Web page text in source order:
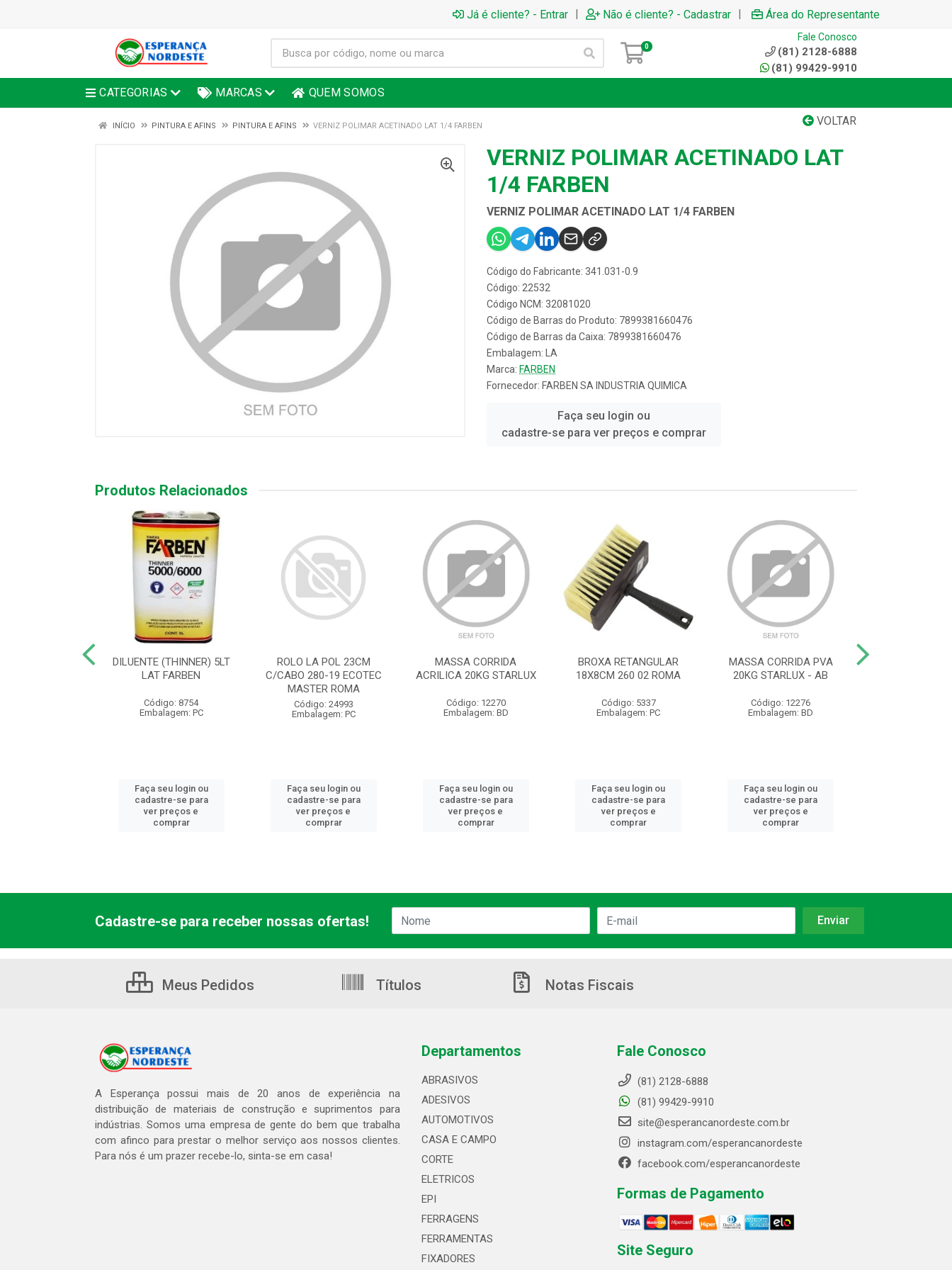
Já é cliente? - Entrar | Não é cliente? - Cadastrar | Área do Representante
0
Fale Conosco
(81) 2128-6888
(81) 99429-9910
CATEGORIAS MARCAS QUEM SOMOS
VOLTAR
INÍCIO PINTURA E AFINS PINTURA E AFINS VERNIZ POLIMAR ACETINADO LAT 1/4 FARBEN
VERNIZ POLIMAR ACETINADO LAT
1/4 FARBEN
VERNIZ POLIMAR ACETINADO LAT 1/4 FARBEN
Código do Fabricante: 341.031-0.9
Código: 22532
Código NCM: 32081020
Código de Barras do Produto: 7899381660476
Código de Barras da Caixa: 7899381660476
Embalagem: LA
Marca: FARBEN
Fornecedor: FARBEN SA INDUSTRIA QUIMICA
Faça seu login ou
cadastre-se para ver preços e comprar
Produtos Relacionados
DILUENTE (THINNER) 5LT
LAT FARBEN
Código: 8754
Embalagem: PC
Faça seu login ou
cadastre-se para
ver preços e
comprar
ROLO LA POL 23CM
C/CABO 280-19 ECOTEC
MASTER ROMA
Código: 24993
Embalagem: PC
Faça seu login ou
cadastre-se para
ver preços e
comprar
MASSA CORRIDA
ACRILICA 20KG STARLUX
Código: 12270
Embalagem: BD
Faça seu login ou
cadastre-se para
ver preços e
comprar
BROXA RETANGULAR
18X8CM 260 02 ROMA
Código: 5337
Embalagem: PC
Faça seu login ou
cadastre-se para
ver preços e
comprar
MASSA CORRIDA PVA
20KG STARLUX - AB
Código: 12276
Embalagem: BD
Faça seu login ou
cadastre-se para
ver preços e
comprar
Cadastre-se para receber nossas ofertas!
Meus Pedidos Títulos Notas Fiscais
A Esperança possui mais de 20 anos de experiência na
distribuição de materiais de construção e suprimentos para
indústrias. Somos uma empresa de gente do bem que trabalha
com afinco para prestar o melhor serviço aos nossos clientes.
Para nós é um prazer recebe-lo, sinta-se em casa!
Departamentos
ABRASIVOS
ADESIVOS
AUTOMOTIVOS
CASA E CAMPO
CORTE
ELETRICOS
EPI
FERRAGENS
FERRAMENTAS
FIXADORES
Fale Conosco
(81) 2128-6888
(81) 99429-9910
site@esperancanordeste.com.br
instagram.com/esperancanordeste
facebook.com/esperancanordeste
Formas de Pagamento
Site Seguro